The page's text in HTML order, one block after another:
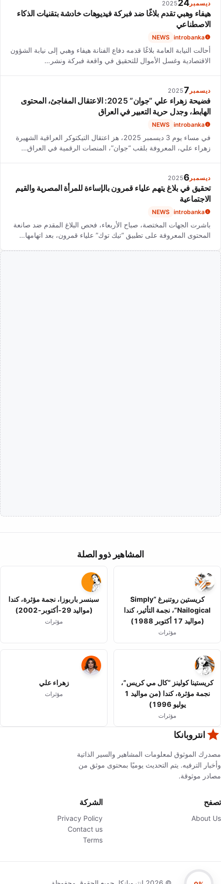
ديسمبر 24
2025
هيفاء وهبي تقدم بلاغًا ضد فبركة فيديوهات خادشة بتقنيات الذكاء
الاصطناعي
introbanka
NEWS
أحالت النيابة العامة بلاغًا قدمه دفاع الفنانة هيفاء وهبي إلى نيابة الشؤون
الاقتصادية وغسل الأموال للتحقيق في واقعة فبركة ونشر…
ديسمبر 7
2025
فضيحة زهراء علي “جوان” 2025: الاعتقال المفاجئ، المحتوى
الهابط، وجدل حرية التعبير في العراق
introbanka
NEWS
في مساء يوم 3 ديسمبر 2025، هز اعتقال التيكتوكر العراقية الشهيرة
زهراء علي، المعروفة بلقب “جوان”، المنصات الرقمية في العراق…
ديسمبر 6
2025
تحقيق في بلاغ يتهم علياء قمرون بالإساءة للمرأة المصرية والقيم
الاجتماعية
introbanka
NEWS
باشرت الجهات المختصة، صباح الأربعاء، فحص البلاغ المقدم ضد صانعة
المحتوى المعروفة على تطبيق “تيك توك” علياء قمرون، بعد اتهامها…
المشاهير ذوو الصلة
كريستين روتنبرغ “Simply
Nailogical”، نجمة التأثير، كندا
(مواليد 17 أكتوبر 1988)
مؤثرات
سبنسر باربوزا، نجمة مؤثرة، كندا
(مواليد 29-أكتوبر-2002)
مؤثرات
كريستينا كولينز “كال مي كريس”،
نجمة مؤثرة، كندا (من مواليد 1
يوليو 1996)
مؤثرات
زهراء علي
مؤثرات
انتروبانكا
مصدرك الموثوق لمعلومات المشاهير والسير الذاتية
وأخبار الترفيه. يتم التحديث يوميًا بمحتوى موثق من
مصادر موثوقة.
تصفح
About Us
الشركة
Privacy Policy
Contact us
Terms